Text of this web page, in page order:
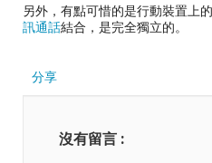
另外，有點可惜的是行動裝置上
訊通話結合，是完全獨立的。
分享
沒有留言 :